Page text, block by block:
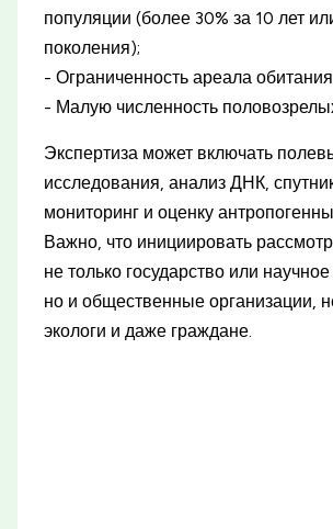
популяции (более 30% за 10 лет
поколения);
- Ограниченность ареала
- Малую численность
Экспертиза может включать
исследования, анализ ДНК,
мониторинг и оценку
Важно, что инициировать
не только государство или
но и общественные организации,
экологи и даже граждане.